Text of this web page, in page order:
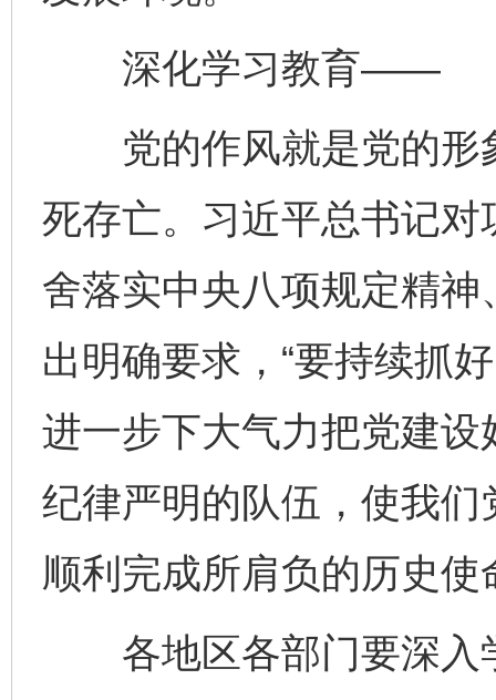
深化学习教育——
党的作风就是党的形
死存亡。习近平总书记
舍落实中央八项规定精
出明确要求，“要持续抓
进一步下大气力把党建
纪律严明的队伍，使我
顺利完成所肩负的历史使
各地区各部门要深入